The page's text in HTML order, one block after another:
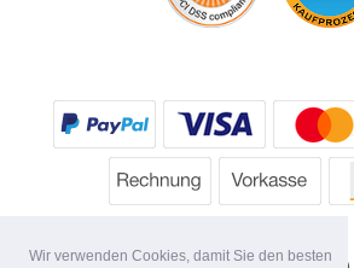
Wir verwenden Cookies, damit Sie den besten